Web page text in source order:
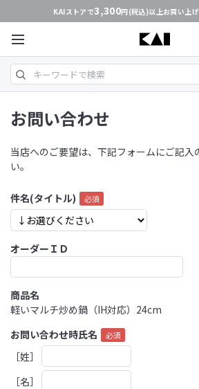
KAIストアで3,300円(税込)以上お買い上
お問い合わせ
当店へのご要望は、下記フォームにご記入
い。
件名(タイトル)
オーダーＩＤ
商品名
軽いマルチ炒め鍋（IH対応）24cm
お問い合わせ時氏名
［姓］
［名］